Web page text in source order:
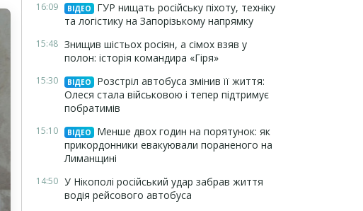
16:09 ВІДЕО
ГУР нищать російську піхоту, техніку
та логістику на Запорізькому напрямку
15:48 Знищив шістьох росіян, а сімох взяв у
полон: історія командира «Гіря»
15:30 ВІДЕО
Розстріл автобуса змінив її життя:
Олеся стала військовою і тепер підтримує
побратимів
15:10 ВІДЕО
Менше двох годин на порятунок: як
прикордонники евакуювали пораненого на
Лиманщині
14:50 У Нікополі російський удар забрав життя
водія рейсового автобуса